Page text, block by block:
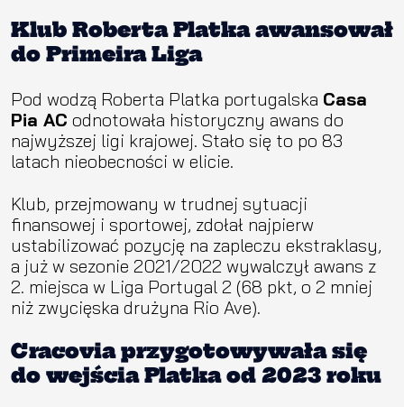
Klub Roberta Platka awansował
do Primeira Liga
Pod wodzą Roberta Platka portugalska Casa
Pia AC odnotowała historyczny awans do
najwyższej ligi krajowej. Stało się to po 83
latach nieobecności w elicie.
Klub, przejmowany w trudnej sytuacji
finansowej i sportowej, zdołał najpierw
ustabilizować pozycję na zapleczu ekstraklasy,
a już w sezonie 2021/2022 wywalczył awans z
2. miejsca w Liga Portugal 2 (68 pkt, o 2 mniej
niż zwycięska drużyna Rio Ave).
Cracovia przygotowywała się
do wejścia Platka od 2023 roku